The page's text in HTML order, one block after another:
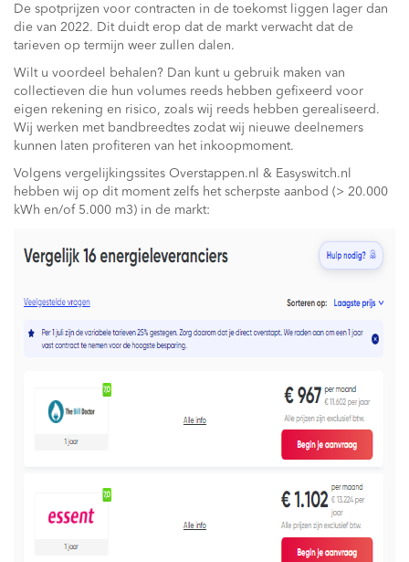
De spotprijzen voor contracten in de toekomst liggen lager dan
die van 2022. Dit duidt erop dat de markt verwacht dat de
tarieven op termijn weer zullen dalen.
Wilt u voordeel behalen? Dan kunt u gebruik maken van
collectieven die hun volumes reeds hebben gefixeerd voor
eigen rekening en risico, zoals wij reeds hebben gerealiseerd.
Wij werken met bandbreedtes zodat wij nieuwe deelnemers
kunnen laten profiteren van het inkoopmoment.
Volgens vergelijkingssites Overstappen.nl & Easyswitch.nl
hebben wij op dit moment zelfs het scherpste aanbod (> 20.000
kWh en/of 5.000 m3) in de markt: